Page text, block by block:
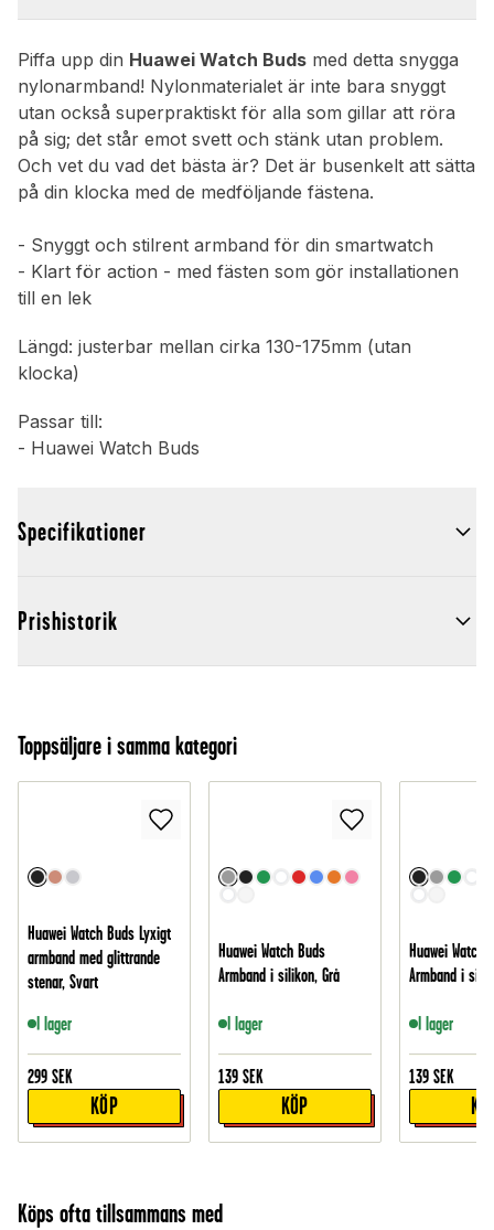
Piffa upp din Huawei Watch Buds med detta snygga
nylonarmband! Nylonmaterialet är inte bara snyggt
utan också superpraktiskt för alla som gillar att röra
på sig; det står emot svett och stänk utan problem.
Och vet du vad det bästa är? Det är busenkelt att sätta
på din klocka med de medföljande fästena.
- Snyggt och stilrent armband för din smartwatch
- Klart för action - med fästen som gör installationen
till en lek
Längd: justerbar mellan cirka 130-175mm (utan
klocka)
Passar till:
- Huawei Watch Buds
Specifikationer
Prishistorik
Toppsäljare i samma kategori
Huawei Watch Buds Lyxigt
armband med glittrande
stenar, Svart
I lager
299 SEK
KÖP
Huawei Watch Buds
Armband i silikon, Grå
I lager
139 SEK
KÖP
Huawei Watch
Armband i
I lager
139 SEK
Köps ofta tillsammans med